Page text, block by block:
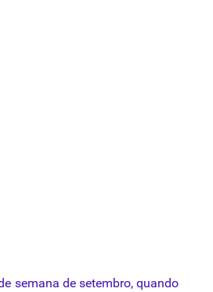
semana de setembro, quando